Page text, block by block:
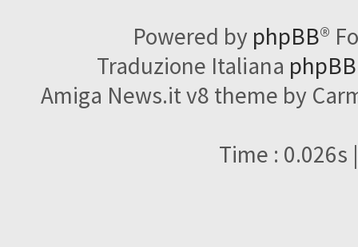
Powered by phpBB®
Traduzione Italiana
Amiga News.it v8 theme by
Time : 0.026s